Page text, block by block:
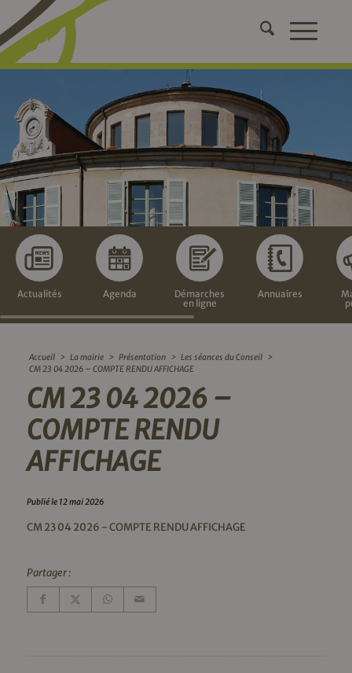
Actualités Agenda
Démarches
en ligne
Annuaires
Accueil > La mairie > Présentation > Les séances du Conseil >
CM 23 04 2026 – COMPTE RENDU AFFICHAGE
CM 23 04 2026 –
COMPTE RENDU
AFFICHAGE
Publié le 12 mai 2026
CM 23 04 2026 - COMPTE RENDU AFFICHAGE
Partager :